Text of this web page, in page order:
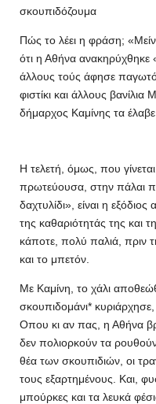
σκουπιδόζουμα
Πώς το λέει η φράση;
ότι η Αθήνα
άλλους τούς άφησε
φιστίκι και άλλους
δήμαρχος Καμίνης τα
Η τελετή, όμως, που
πρωτεύουσα, στην πάλαι
δαχτυλίδι», είναι η
της καθαριότητάς της και
κάποτε, πολύ παλιά, πριν
και το μπετόν.
Με Καμίνη, το χάλι
σκουπιδομάνι*
Οπου κι αν πας, η Αθήνα
δεν πολιορκούν τα
θέα των σκουπιδιών, οι
τους εξαρτημένους. Και,
μπούρκες και τα λευκά